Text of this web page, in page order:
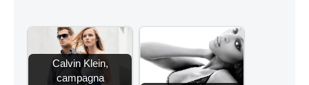
Calvin Klein,
campagna